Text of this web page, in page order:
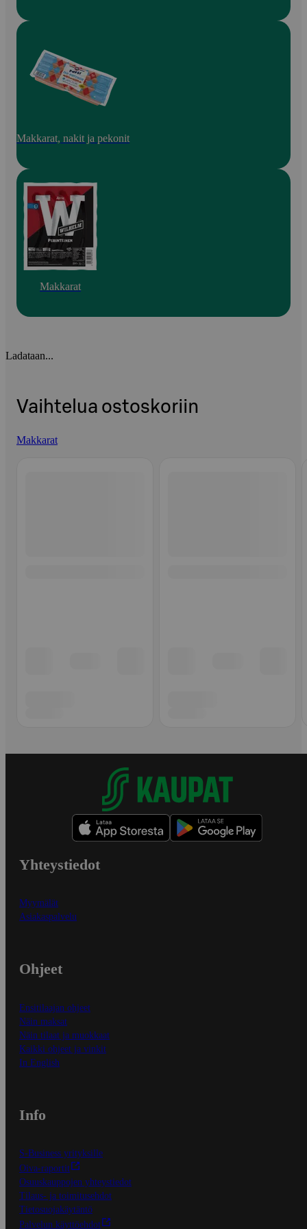
Makkarat, nakit ja pekonit
Makkarat
Ladataan...
Vaihtelua ostoskoriin
Makkarat
Yhteystiedot
Myymälät
Asiakaspalvelu
Ohjeet
Ensitilaajan ohjeet
Näin maksat
Näin tilaat ja muokkaat
Kaikki ohjeet ja vinkit
In English
Info
S-Business yrityksille
Oiva-raportit
Osuuskauppojen yhteystiedot
Tilaus- ja toimitusehdot
Tietosuojakäytäntö
Palvelun käyttöehdot